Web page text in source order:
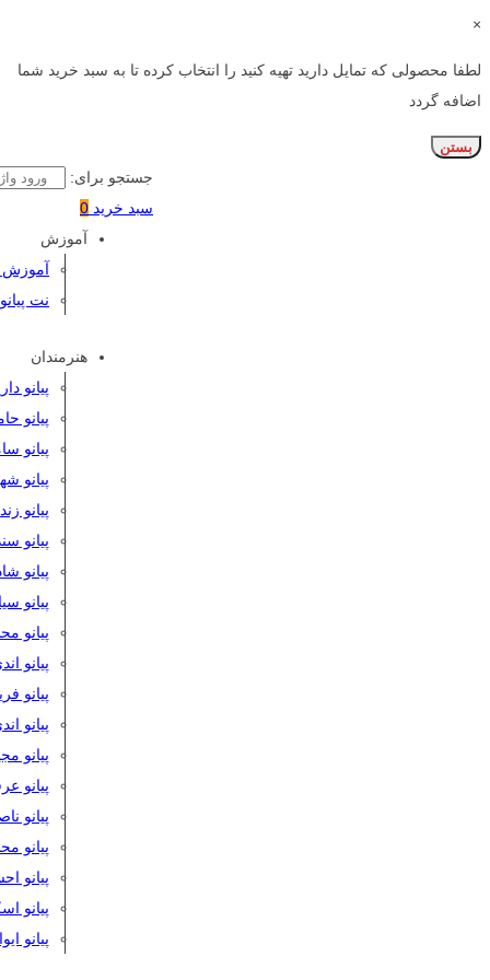
×
لطفا محصولی که تمایل دارید تهیه کنید را انتخاب کرده تا به سبد خرید شما
اضافه گردد
بستن
جستجو برای:
سبد خرید 0
آموزش
آموزش
نت پیانو
هنرمندان
پیانو
پیانو
پیانو
پیانو
پیانو
پیانو
پیانو
پیانو
پیانو
پیانو
پیانو
پیانو
پیانو
پیانو
پیانو
پیانو
پیانو
پیانو
پیانو